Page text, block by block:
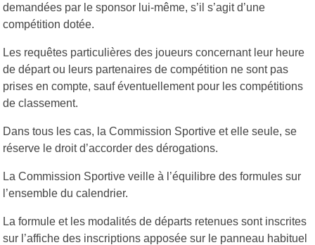
demandées par le sponsor lui-même, s’il s’agit d’une
compétition dotée.
Les requêtes particulières des joueurs concernant leur heure
de départ ou leurs partenaires de compétition ne sont pas
prises en compte, sauf éventuellement pour les compétitions
de classement.
Dans tous les cas, la Commission Sportive et elle seule, se
réserve le droit d’accorder des dérogations.
La Commission Sportive veille à l’équilibre des formules sur
l’ensemble du calendrier.
La formule et les modalités de départs retenues sont inscrites
sur l’affiche des inscriptions apposée sur le panneau habituel